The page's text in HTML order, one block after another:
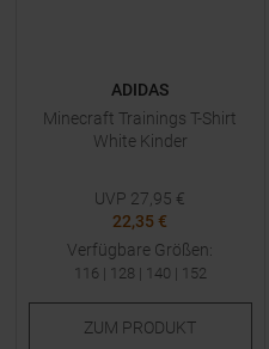
ADIDAS
Minecraft Trainings T-Shirt
White Kinder
UVP 27,95 €
22,35 €
Verfügbare Größen:
116 | 128 | 140 | 152
ZUM PRODUKT